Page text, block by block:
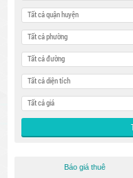
Tất cả quận huyện
Tất cả phường
Tất cả đường
Tất cả diện tích
Tất cả giá
Báo giá thuê